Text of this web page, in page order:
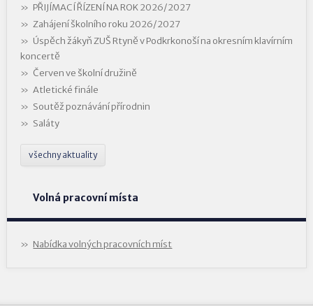
PŘIJÍMACÍ ŘÍZENÍ NA ROK 2026/2027
Zahájení školního roku 2026/2027
Úspěch žákyň ZUŠ Rtyně v Podkrkonoší na okresním klavírním
koncertě
Červen ve školní družině
Atletické finále
Soutěž poznávání přírodnin
Saláty
všechny aktuality
Volná pracovní místa
Nabídka volných pracovních míst